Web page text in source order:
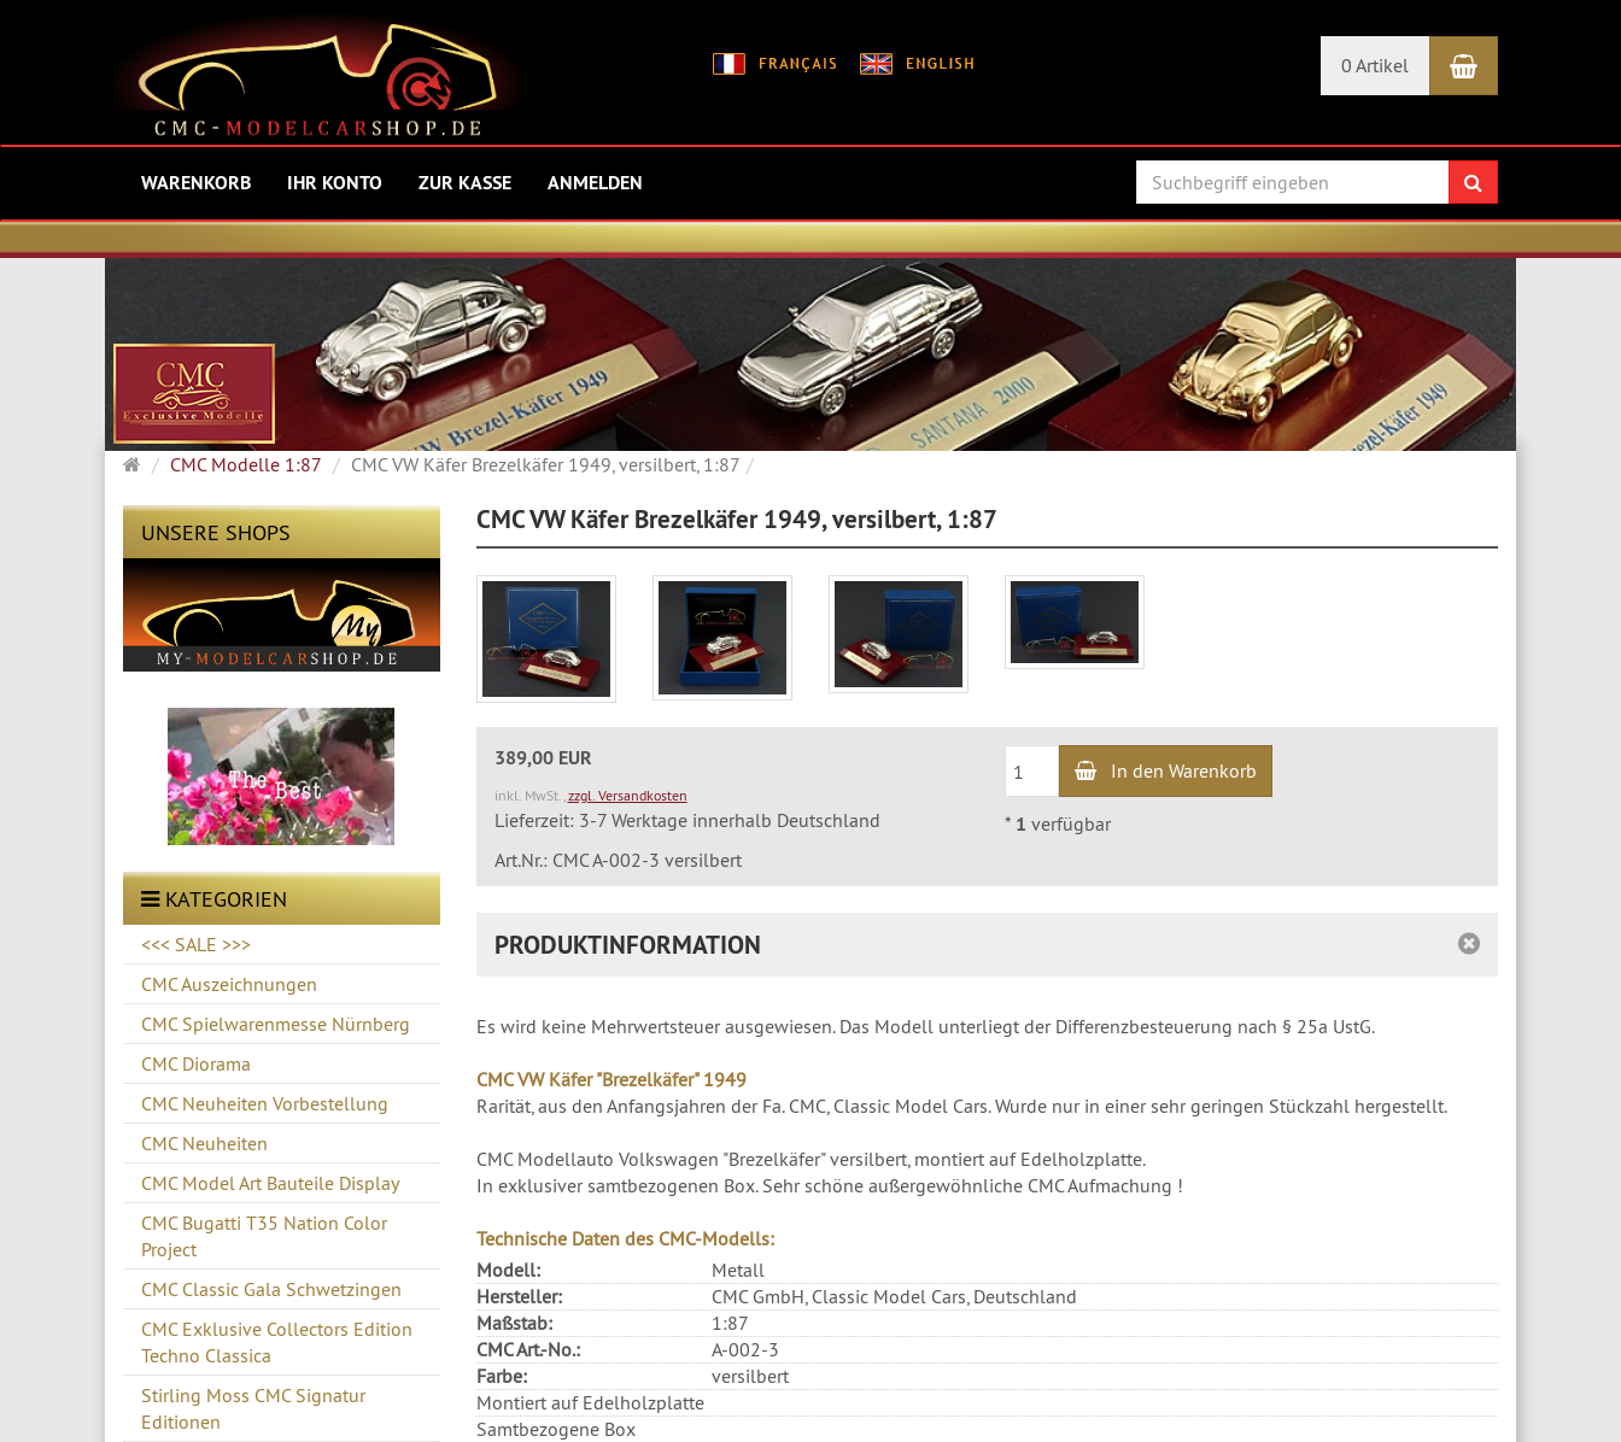
0 Artikel Warenkorb
WARENKORB IHR KONTO ZUR KASSE ANMELDEN
Startseite
CMC Modelle 1:87 CMC VW Käfer Brezelkäfer 1949, versilbert, 1:87
UNSERE SHOPS
KATEGORIEN
<<< SALE >>>
CMC Auszeichnungen
CMC Spielwarenmesse Nürnberg
CMC Diorama
CMC Neuheiten Vorbestellung
CMC Neuheiten
CMC Model Art Bauteile Display
CMC Bugatti T35 Nation Color
Project
CMC Classic Gala Schwetzingen
CMC Exklusive Collectors Edition
Techno Classica
Stirling Moss CMC Signatur
Editionen
CMC VW Käfer Brezelkäfer 1949, versilbert, 1:87
389,00 EUR
inkl. MwSt., zzgl. Versandkosten
Lieferzeit: 3-7 Werktage innerhalb Deutschland
Art.Nr.: CMC A-002-3 versilbert
In den Warenkorb
* 1 verfügbar
PRODUKTINFORMATION
Es wird keine Mehrwertsteuer ausgewiesen. Das Modell unterliegt der Differenzbesteuerung nach § 25a UstG.
CMC VW Käfer "Brezelkäfer" 1949
Rarität, aus den Anfangsjahren der Fa. CMC, Classic Model Cars. Wurde nur in einer sehr geringen Stückzahl hergestellt.
CMC Modellauto Volkswagen "Brezelkäfer" versilbert, montiert auf Edelholzplatte.
In exklusiver samtbezogenen Box. Sehr schöne außergewöhnliche CMC Aufmachung !
Technische Daten des CMC-Modells:
Modell:
Metall
Hersteller:
CMC GmbH, Classic Model Cars, Deutschland
Maßstab:
1:87
CMC Art.-No.:
A-002-3
Farbe:
versilbert
Montiert auf Edelholzplatte
Samtbezogene Box